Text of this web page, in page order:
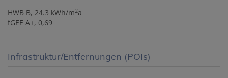
HWB B, 24.3 kWh/m2a
fGEE A+, 0,69
Infrastruktur/Entfernungen (POIs)